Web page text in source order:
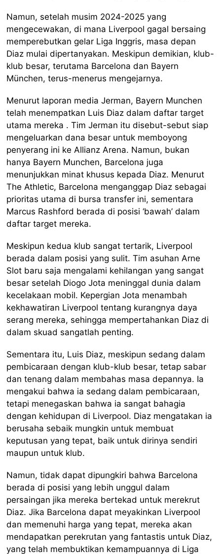
Namun, setelah musim 2024-2025 yang
mengecewakan, di mana Liverpool gagal bersaing
memperebutkan gelar Liga Inggris, masa depan
Diaz mulai dipertanyakan. Meskipun demikian, klub-
klub besar, terutama Barcelona dan Bayern
München, terus-menerus mengejarnya.
Menurut laporan media Jerman, Bayern Munchen
telah menempatkan Luis Diaz dalam daftar target
utama mereka . Tim Jerman itu disebut-sebut siap
mengeluarkan dana besar untuk memboyong
penyerang ini ke Allianz Arena. Namun, bukan
hanya Bayern Munchen, Barcelona juga
menunjukkan minat khusus kepada Diaz. Menurut
The Athletic, Barcelona menganggap Diaz sebagai
prioritas utama di bursa transfer ini, sementara
Marcus Rashford berada di posisi ‘bawah’ dalam
daftar target mereka.
Meskipun kedua klub sangat tertarik, Liverpool
berada dalam posisi yang sulit. Tim asuhan Arne
Slot baru saja mengalami kehilangan yang sangat
besar setelah Diogo Jota meninggal dunia dalam
kecelakaan mobil. Kepergian Jota menambah
kekhawatiran Liverpool tentang kurangnya daya
serang mereka, sehingga mempertahankan Diaz di
dalam skuad sangatlah penting.
Sementara itu, Luis Diaz, meskipun sedang dalam
pembicaraan dengan klub-klub besar, tetap sabar
dan tenang dalam membahas masa depannya. Ia
mengakui bahwa ia sedang dalam pembicaraan,
tetapi menegaskan bahwa ia sangat bahagia
dengan kehidupan di Liverpool. Diaz mengatakan ia
berusaha sebaik mungkin untuk membuat
keputusan yang tepat, baik untuk dirinya sendiri
maupun untuk klub.
Namun, tidak dapat dipungkiri bahwa Barcelona
berada di posisi yang lebih unggul dalam
persaingan jika mereka bertekad untuk merekrut
Diaz. Jika Barcelona dapat meyakinkan Liverpool
dan memenuhi harga yang tepat, mereka akan
mendapatkan perekrutan yang fantastis untuk Diaz,
yang telah membuktikan kemampuannya di Liga